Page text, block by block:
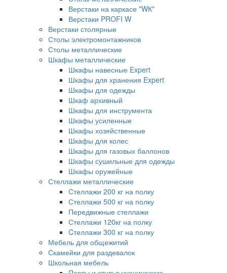
Верстаки на каркасе "WК"
Верстаки PROFI W
Верстаки столярные
Столы электромонтажников
Столы металлические
Шкафы металлические
Шкафы навесные Expert
Шкафы для хранения Expert
Шкафы для одежды
Шкаф архивный
Шкафы для инструмента
Шкафы усиленные
Шкафы хозяйственные
Шкафы для колес
Шкафы для газовых баллонов
Шкафы сушильные для одежды
Шкафы оружейные
Стеллажи металлические
Стеллажи 200 кг на полку
Стеллажи 500 кг на полку
Передвижные стеллажи
Стеллажи 120кг на полку
Cтеллажи 300 кг на полку
Мебель для общежитий
Скамейки для раздевалок
Школьная мебель